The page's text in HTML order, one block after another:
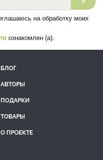
на обработку моих
ознакомлен (а).
БЛОГ
АВТОРЫ
ПОДАРКИ
ТОВАРЫ
О ПРОЕКТЕ